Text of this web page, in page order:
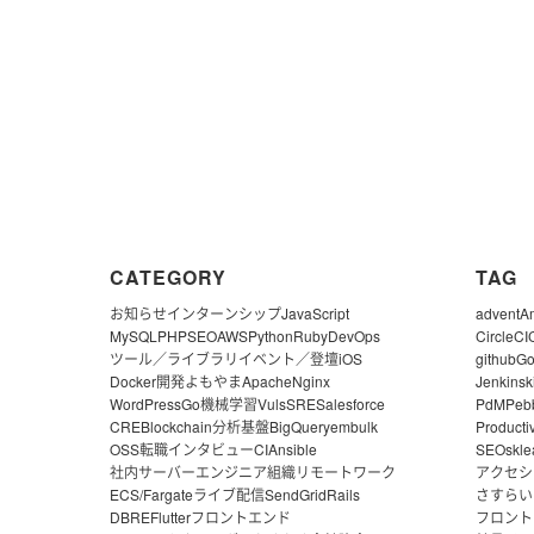
CATEGORY
お知らせインターンシップJavaScript
MySQL PHPSEOAWSPythonRubyDevOps
ツール／ライブラリイベント／登壇iOS
Docker開発よもやまApacheNginx
WordPressGo機械学習VulsSRESalesforce
CREBlockchain分析基盤BigQueryembulk
OSS転職インタビューCIAnsible
社内サーバーエンジニア組織リモートワーク
ECS/Fargateライブ配信SendGridRails
DBREFlutterフロントエンド
TAG
advent
CircleCI
githubGo
Jenkins
PdM
SEO
アクセ
さすら
フロン